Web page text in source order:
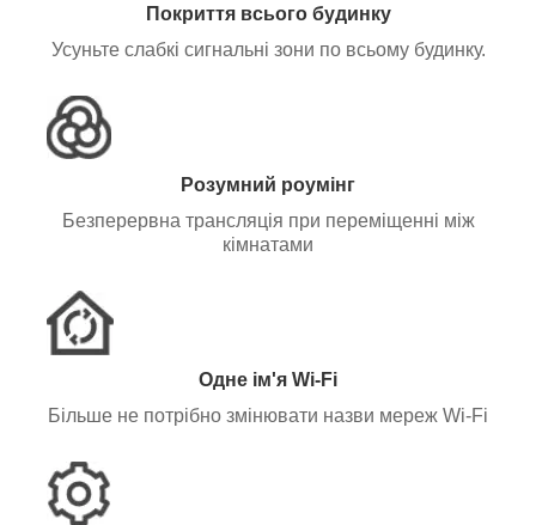
Покриття всього будинку
Усуньте слабкі сигнальні зони по всьому будинку.
Розумний роумінг
Безперервна трансляція при переміщенні між
кімнатами
Одне ім'я Wi-Fi
Більше не потрібно змінювати назви мереж Wi-Fi